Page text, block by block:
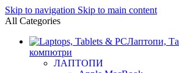
Skip to navigation Skip to main content
All Categories
Лаптопи,
компютри
ЛАПТОПИ